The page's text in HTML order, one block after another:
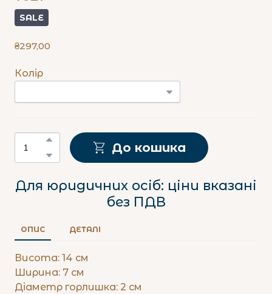
SALE
₴297,00
Колір
До кошика
Для юридичних осіб: ціни вказані
без ПДВ
ОПИС ДЕТАЛІ
Висота: 14 см
Ширина: 7 см
Діаметр горлишка: 2 см